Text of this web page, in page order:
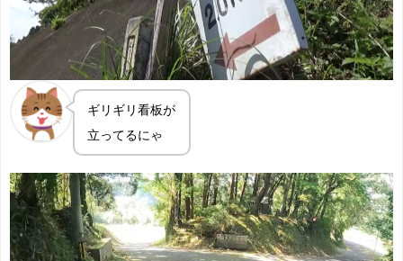
ギリギリ看板が
立ってるにゃ